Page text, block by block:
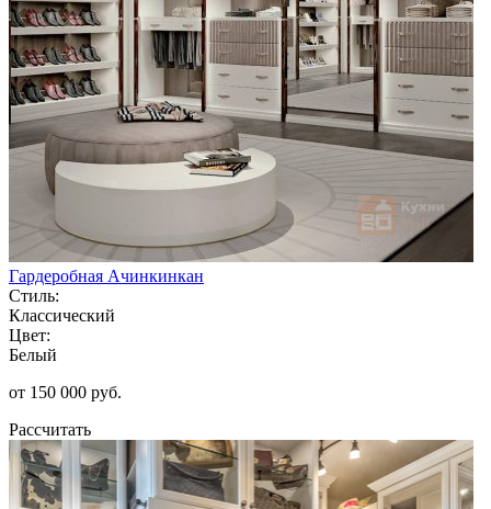
Гардеробная Ачинкинкан
Стиль:
Классический
Цвет:
Белый
от 150 000 руб.
Рассчитать